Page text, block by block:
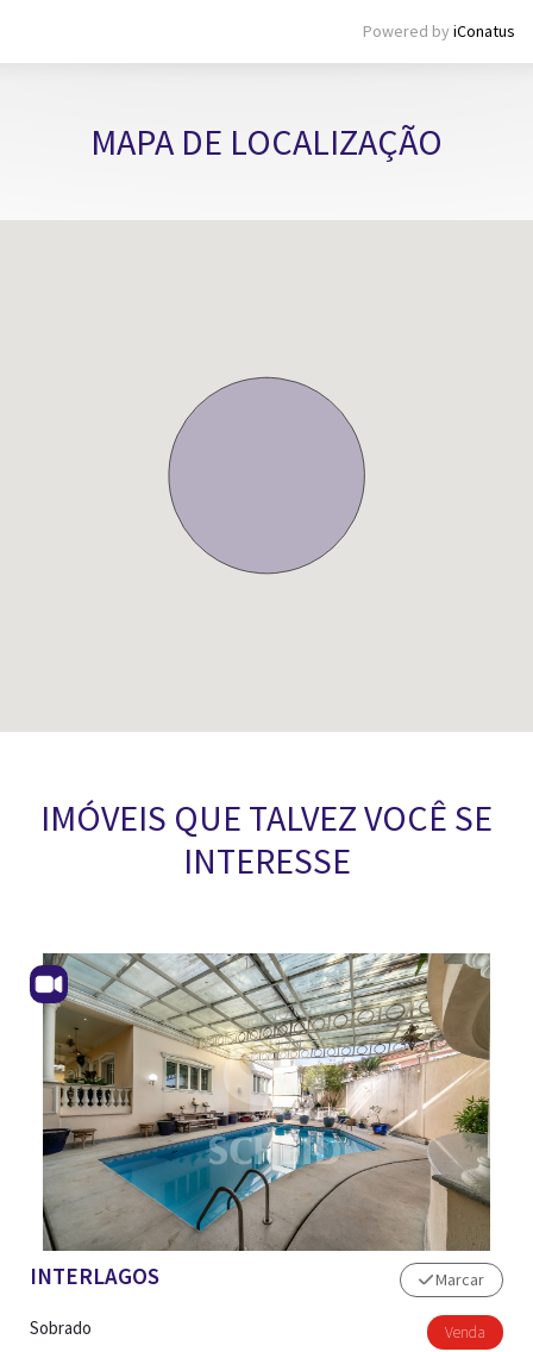
Powered by iConatus
MAPA DE LOCALIZAÇÃO
IMÓVEIS QUE TALVEZ VOCÊ SE
INTERESSE
INTERLAGOS
Sobrado
Marcar
Venda